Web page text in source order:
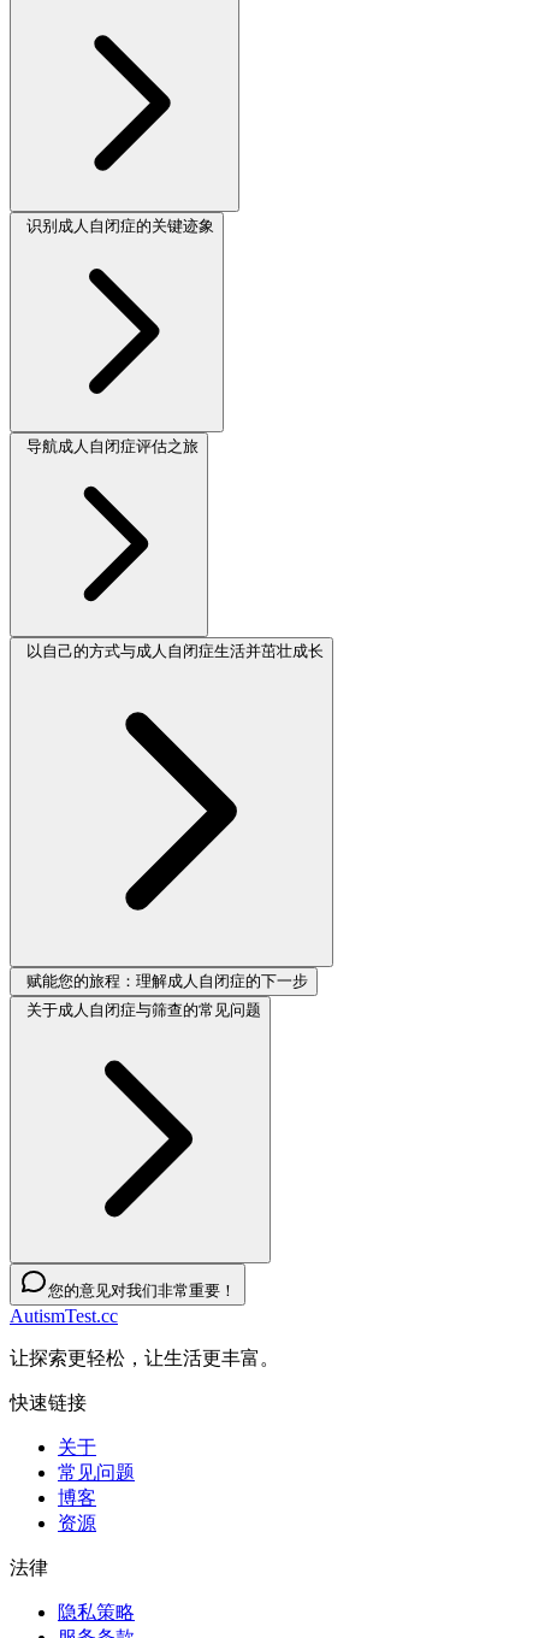
识别成人自闭症的关键迹象
导航成人自闭症评估之旅
以自己的方式与成人自闭症生活并茁壮成长
赋能您的旅程：理解成人自闭症的下一步
关于成人自闭症与筛查的常见问题
您的意见对我们非常重要！
AutismTest.cc
让探索更轻松，让生活更丰富。
快速链接
关于
常见问题
博客
资源
法律
隐私策略